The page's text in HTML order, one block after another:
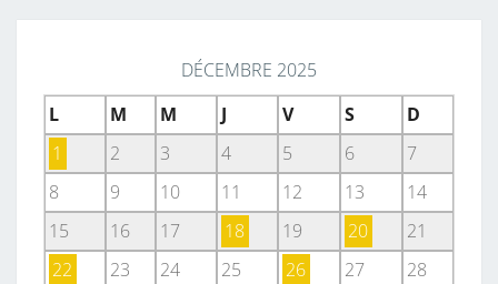
DÉCEMBRE 2025
L
M M J V S
D
1
2 3 4 5 6
7
8
9 10 11 12 13
14
15
16 17 18 19 20
21
22
23 24 25 26 27
28